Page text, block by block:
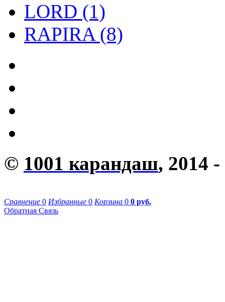
LORD (1)
RAPIRA (8)
© 1001 карандаш, 2014 -
Сравнение 0 Избранные 0 Корзина 0 0 руб.
Обратная Связь